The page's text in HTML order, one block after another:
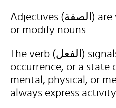
Adjectives (الصفة) are words that describe
or modify nouns
The verb (الفعل) signals an action, an
occurrence, or a state
mental, physical, or
always express